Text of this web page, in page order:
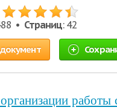
• Страниц: 42